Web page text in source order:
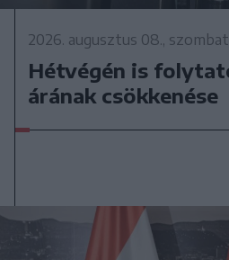
2026. augusztus 08., szombat
Hétvégén is
árának csökkenése